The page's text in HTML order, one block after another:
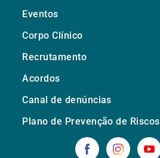
Eventos
Corpo Clínico
Recrutamento
Acordos
Canal de denúncias
Plano de Prevenção de Riscos